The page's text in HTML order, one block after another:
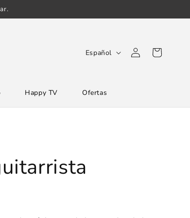
Happy TV Ofertas
o
m
Español
Iniciar
sesión
Carrito